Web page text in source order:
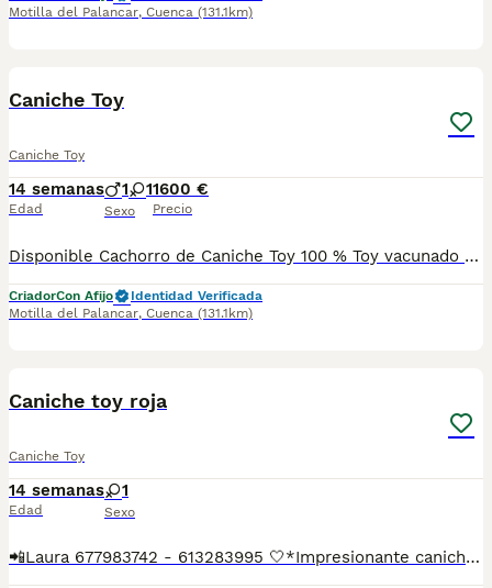
Motilla del Palancar, Cuenca (131.1km)
Caniche Toy
Caniche Toy
14 semanas
Edad
1 1
Sexo
1600 €
Precio
Disponible Cachorro de Caniche Toy 100 % Toy vacunado desparasitado y con garantías por escrito. Listos para su entrega auténticas miniaturas. Entrega con dos vacunas, cartilla sanitaria, garantías vírica y congénitas. Posibilidad fijado en el anuncio no esperes más ponte en contacto con nosotros podemos hacer videollamada o directamente venir a verlo personalmente
CriadorCon Afijo
Identidad Verificada
Motilla del Palancar, Cuenca (131.1km)
Caniche toy roja
Caniche Toy
14 semanas
Edad
1
Sexo
📲Laura 677983742 - 613283995 🤍*Impresionante caniche toy roja es la de las fotos muy pequeñina de adulta*🤍 ¿Buscas un nuevo compañero para tu hogar? ❤️ Tenemos preciosos cachorros listos para encontrar una familia responsable. ✅ Vacunados ✅ Desparasitados ✅ Cartilla sanitaria ✅ Garantías incluidas ✅ Máxima atención y cuidado Se hacen envíos a toda España: Andalucía: Almería, Cádiz, Córdoba, Granada, Huelva, Jaén, Málaga, Sevilla.Aragón: Huesca, Teruel, Zaragoza.Asturias: Oviedo.Baleares: Palma.Canarias: Las Palmas de Gran Canaria, Santa Cruz de Tenerife.Cantabria: Santander.Castilla-La Mancha: Albacete, Ciudad Real, Cuenca, Guadalajara, Toledo.Castilla y León: Ávila, Burgos, León, Palencia, Salamanca, Segovia, Soria, Valladolid, Zamora.Cataluña: Barcelona, Gerona (Girona), Lérida (Lleida), Tarragona.Comunidad Valenciana: Alicante, Castellón de la Plana, Valencia.Extremadura: Badajoz, Cáceres.Galicia: La Coruña (A Coruña), Lugo, Orense (Ourense), Pontevedra.La Rioja: Logroño.Madrid: Madrid.Murcia: Murcia.Navarra: Pamplona.País Vasco: Bilbao (Vizcaya), San Sebastián (Guipúzcoa), Vitoria (Álava). 🐾 Cachorros sanos, sociables y criados con mucho cariño. 📲 ¡Pregunta sin compromiso por disponibilidad, fotos y precios por mensaje privado!